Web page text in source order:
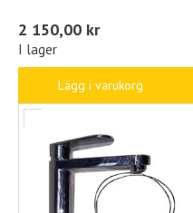
2 150,00 kr
I lager
Lägg i varukorg